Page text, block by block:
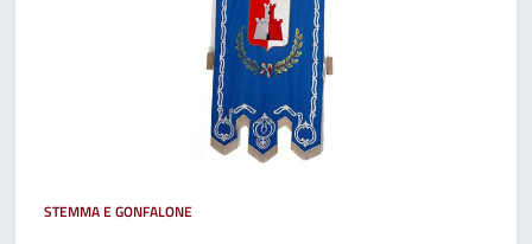
STEMMA E GONFALONE